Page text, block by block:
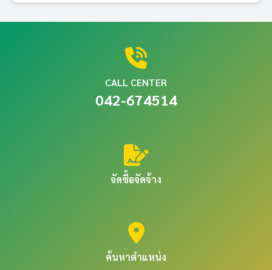
CALL CENTER
042-674514
จัดซื้อจัดจ้าง
ค้นหาตำแหน่ง